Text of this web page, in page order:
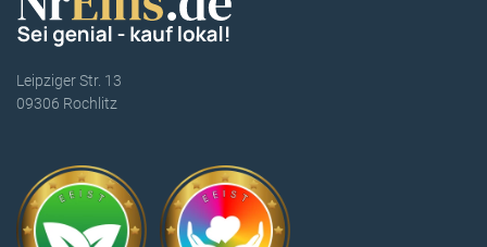
Leipziger Str. 13
09306 Rochlitz